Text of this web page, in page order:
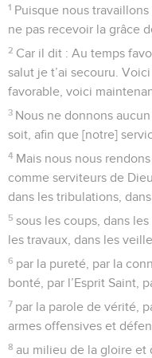
1 Puisque nous
ne pas recevoir la grâce
2 Car il dit : Au temps
salut je t’ai secouru.
favorable, voici
3 Nous ne donnons
soit, afin que [notre]
4 Mais nous nous
comme serviteurs de
dans les tribulations,
5 sous les coups, dans
les travaux, dans les
6 par la pureté, par la
bonté, par l’Esprit Saint,
7 par la parole de vérité,
armes offensives et
8 au milieu de la gloire et